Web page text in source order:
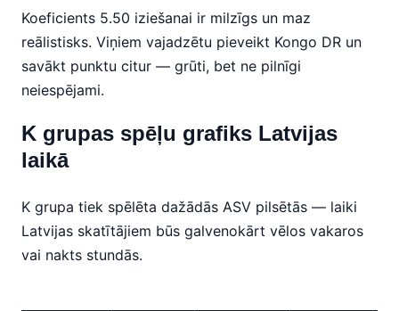
Koeficients 5.50 iziešanai ir milzīgs un maz
reālistisks. Viņiem vajadzētu pieveikt Kongo DR un
savākt punktu citur — grūti, bet ne pilnīgi
neiespējami.
K grupas spēļu grafiks Latvijas
laikā
K grupa tiek spēlēta dažādās ASV pilsētās — laiki
Latvijas skatītājiem būs galvenokārt vēlos vakaros
vai nakts stundās.